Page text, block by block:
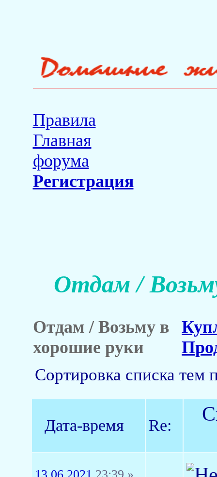
Правила
Главная
форума
Регистрация
Отдам /
Отдам / Возьму в
хорошие руки
Сортировка списка тем
Дата-время Re: